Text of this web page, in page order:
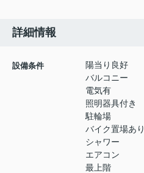
詳細情報
設備条件
陽当り良好
バルコニー
電気有
照明器具付き
駐輪場
バイク置場あり
シャワー
エアコン
最上階